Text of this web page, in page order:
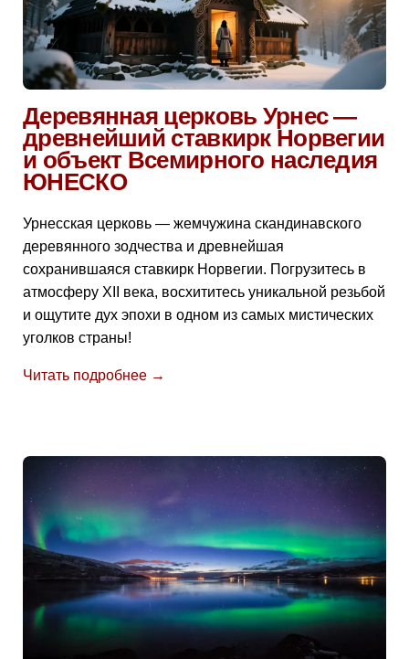
Деревянная церковь Урнес —
древнейший ставкирк Норвегии
и объект Всемирного наследия
ЮНЕСКО
Урнесская церковь — жемчужина скандинавского
деревянного зодчества и древнейшая
сохранившаяся ставкирк Норвегии. Погрузитесь в
атмосферу XII века, восхититесь уникальной резьбой
и ощутите дух эпохи в одном из самых мистических
уголков страны!
Читать подробнее →